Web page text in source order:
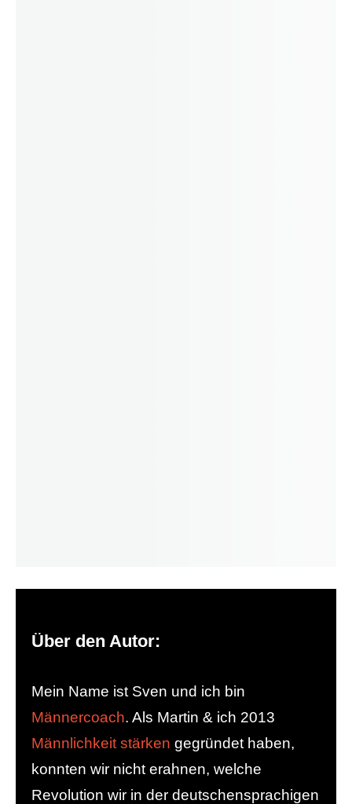
Über den Autor:
Mein Name ist Sven und ich bin
Männercoach. Als Martin & ich 2013
Männlichkeit stärken gegründet haben,
konnten wir nicht erahnen, welche
Revolution wir in der deutschensprachigen